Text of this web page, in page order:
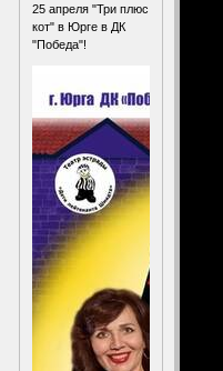
25 апреля "Три плюс
кот" в Юрге в ДК
"Победа"!